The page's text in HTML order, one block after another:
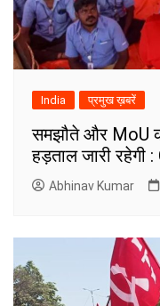
India प्रमुख ख़बरें
समझौते और MoU
हड़ताल जारी रहेगी
Abhinav Kumar